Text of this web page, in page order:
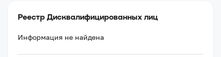
Реестр Дисквалифицированных лиц
Информация не найдена